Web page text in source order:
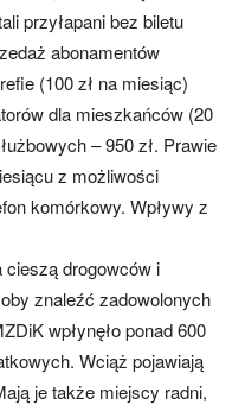
przyłapani bez biletu
abonamentów
(100 zł na miesiąc)
dla mieszkańców (20
– 950 zł. Prawie
z możliwości
komórkowy. Wpływy z
cieszą drogowców i
znaleźć zadowolonych
wpłynęło ponad 600
Wciąż pojawiają
je także miejscy radni,